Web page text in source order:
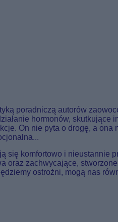
poradniczą autorów
hormonów, skutkujące
On nie pyta o drogę, a
się komfortowo i nieustannie
oraz zachwycające,
ostrożni, mogą nas